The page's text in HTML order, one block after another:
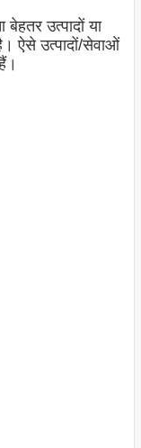
उत्पादों या
ऐसे उत्पादों/सेवाओं